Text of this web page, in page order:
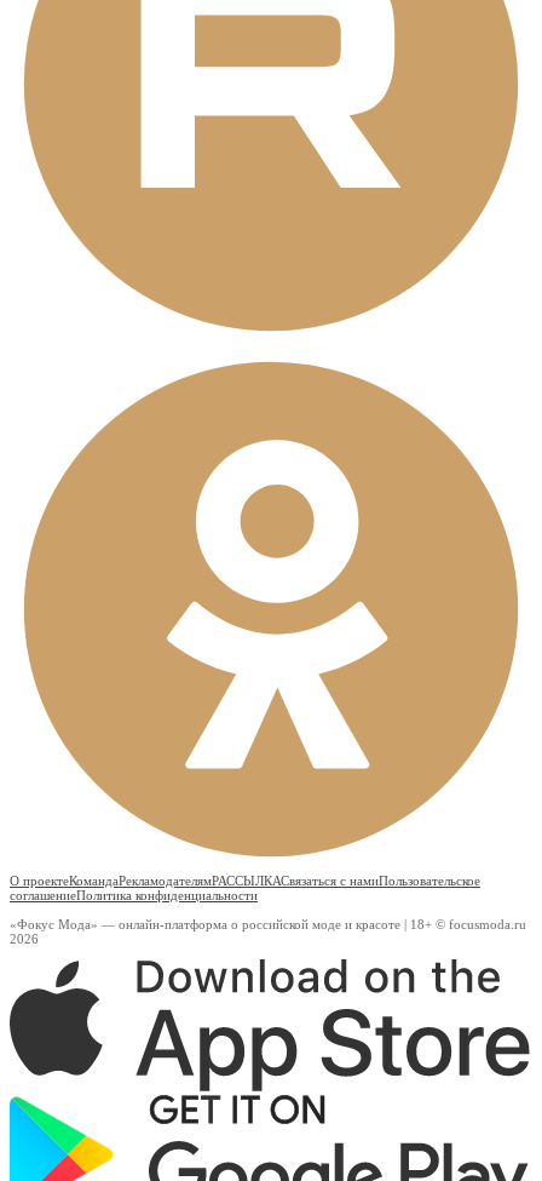
О проектеКомандаРекламодателямРАССЫЛКАСвязаться с намиПользовательское
соглашениеПолитика конфиденциальности
«Фокус Мода» — онлайн-платформа о российской моде и красоте | 18+ © focusmoda.ru
2026